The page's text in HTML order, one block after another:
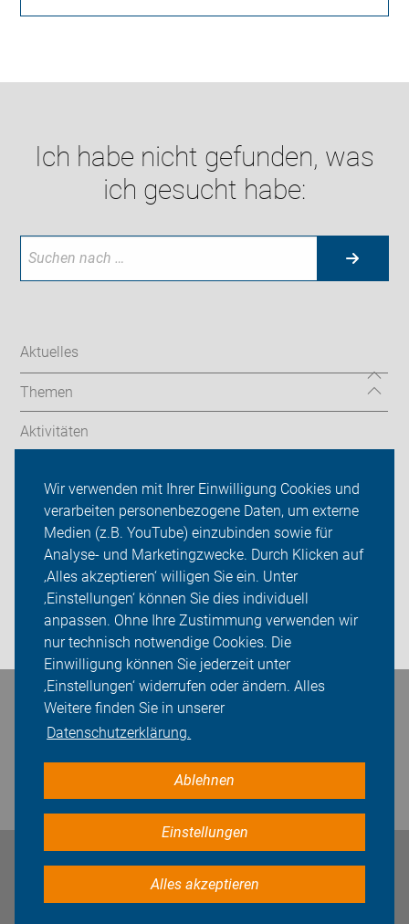
Wir verwenden mit Ihrer Einwilligung Cookies und
verarbeiten personenbezogene Daten, um externe
Medien (z.B. YouTube) einzubinden sowie für
Analyse- und Marketingzwecke. Durch Klicken auf
‚Alles akzeptieren‘ willigen Sie ein. Unter
‚Einstellungen‘ können Sie dies individuell
anpassen. Ohne Ihre Zustimmung verwenden wir
nur technisch notwendige Cookies. Die
Einwilligung können Sie jederzeit unter
‚Einstellungen‘ widerrufen oder ändern. Alles
Weitere finden Sie in unserer
Datenschutzerklärung.
Ablehnen
Einstellungen
Alles akzeptieren
Ich habe nicht gefunden, was
ich gesucht habe:
Aktuelles
Themen
Aktivitäten
ADFC Göppingen
Sei dabei
Presse
Login
Bleiben Sie in Kontakt